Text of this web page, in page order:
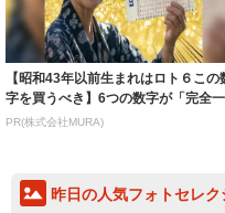
【昭和43年以前生まれはロト６この
字を買うべき】6つの数字が「完全一
致」する方...
PR(株式会社MURA)
昨日の人気フォトセレク